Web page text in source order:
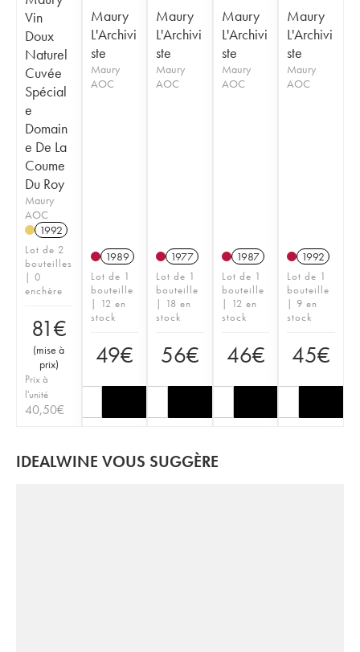
Vin
Doux
Naturel
Cuvée
Spécial
e
Domain
e De La
Coume
Du Roy
Maury
AOC
1992
Lot de 2
bouteilles
| 0
enchère
81€
(mise à
prix)
Prix à
l'unité
40,50€
Maury
L'Archivi
ste
Maury
AOC
1989
Lot de 1
bouteille
| 12 en
stock
49€
Maury
L'Archivi
ste
Maury
AOC
1977
Lot de 1
bouteille
| 18 en
stock
56€
Maury
L'Archivi
ste
Maury
AOC
1987
Lot de 1
bouteille
| 12 en
stock
46€
Maury
L'Archivi
ste
Maury
AOC
1992
Lot de 1
bouteille
| 9 en
stock
45€
IDEALWINE VOUS SUGGÈRE